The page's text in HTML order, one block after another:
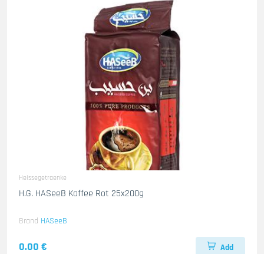
Heissegetraenke
H.G. HASeeB Kaffee Rot 25x200g
Brand HASeeB
0.00 € Add